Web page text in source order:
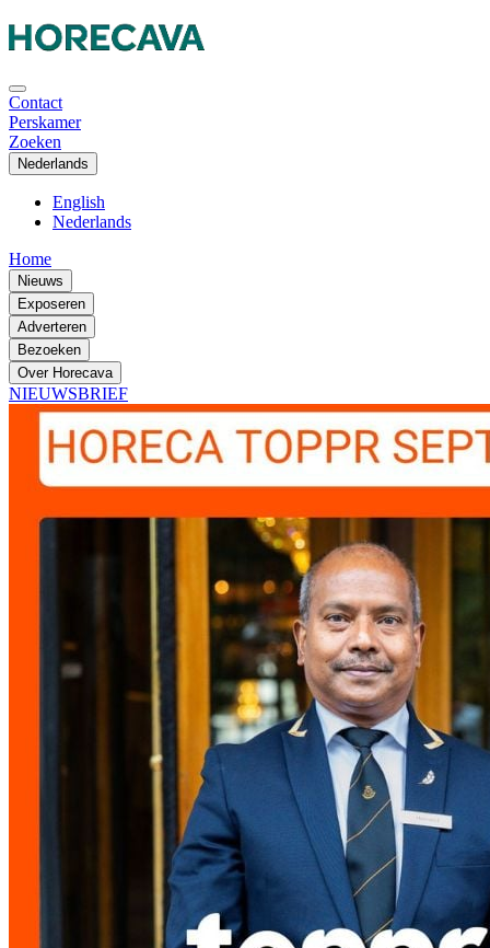
Contact
Perskamer
Zoeken
Nederlands
English
Nederlands
Home
Nieuws
Exposeren
Adverteren
Bezoeken
Over Horecava
NIEUWSBRIEF